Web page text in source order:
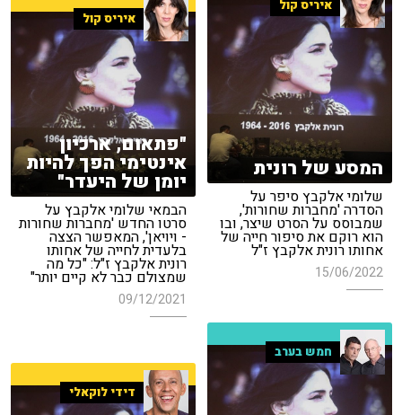
איריס קול
המסע של רונית
שלומי אלקבץ סיפר על
הסדרה 'מחברות שחורות',
שמבוסס על הסרט שיצר, ובו
הוא רוקם את סיפור חייה של
אחותו רונית אלקבץ ז"ל
15/06/2022
איריס קול
"פתאום, ארכיון
אינטימי הפך להיות
יומן של היעדר"
הבמאי שלומי אלקבץ על
סרטו החדש 'מחברות שחורות
- ויויאן', המאפשר הצצה
בלעדית לחייה של אחותו
רונית אלקבץ ז"ל: "כל מה
שמצולם כבר לא קיים יותר"
09/12/2021
חמש בערב
דידי לוקאלי